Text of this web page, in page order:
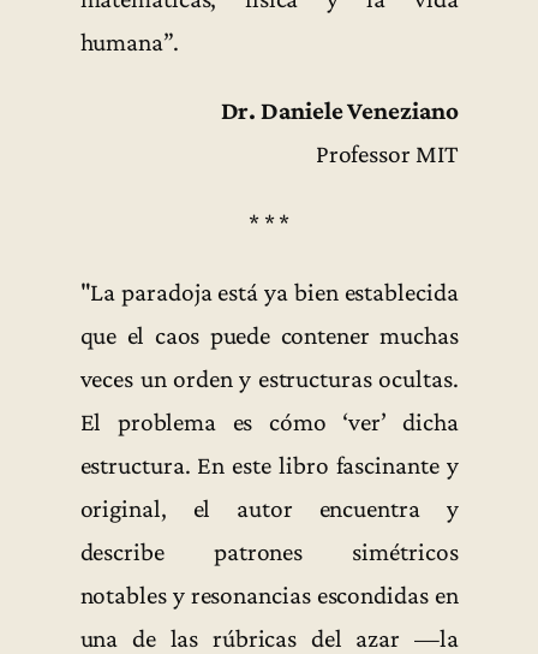
humana”.
Dr. Daniele Veneziano
Professor MIT
* * *
"La paradoja está ya bien establecida
que el caos puede contener muchas
veces un orden y estructuras ocultas.
El problema es cómo ‘ver’ dicha
estructura. En este libro fascinante y
original, el autor encuentra y
describe patrones simétricos
notables y resonancias escondidas en
una de las rúbricas del azar —la